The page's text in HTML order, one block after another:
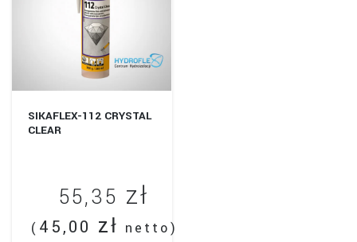
SIKAFLEX-112 CRYSTAL
CLEAR
55,35 zł
( 45,00 zł netto)